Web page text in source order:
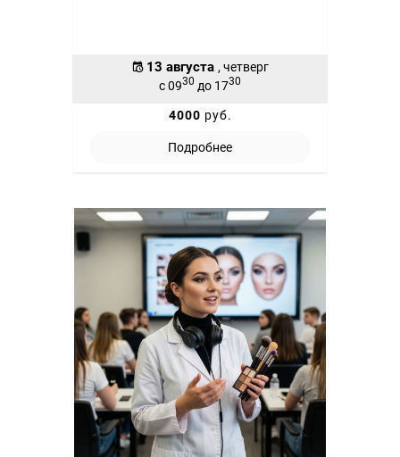
13 августа , четверг
с 0930 до 1730
4000 руб.
Подробнее